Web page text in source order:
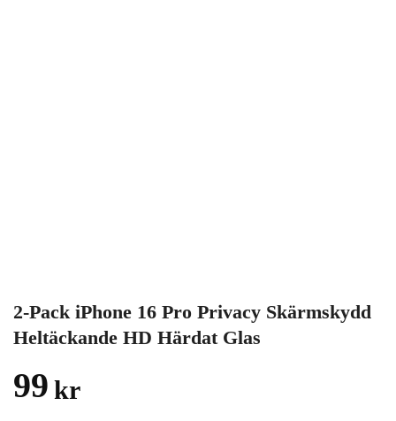
2-Pack iPhone 16 Pro Privacy Skärmskydd
Heltäckande HD Härdat Glas
99 kr